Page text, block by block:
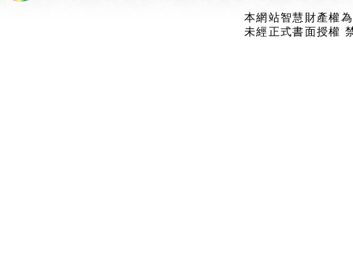
本網站智慧財產權
未經正式書面授權